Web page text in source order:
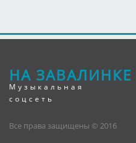
НА ЗАВАЛИНКЕ
Музыкальная
соцсеть
Все права защищены © 2016